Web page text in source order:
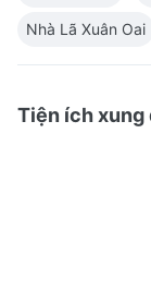
Nhà Lã Xuân Oai
Tiện ích xung